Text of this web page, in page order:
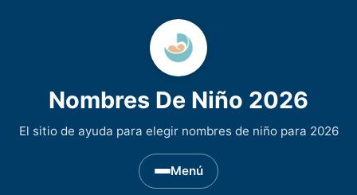
Nombres De Niño 2026
El sitio de ayuda para elegir nombres de niño para 2026
Menú